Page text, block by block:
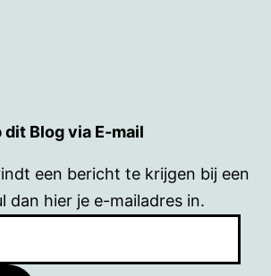
Blog via E-mail
een bericht te krijgen bij een
dan hier je e-mailadres in.